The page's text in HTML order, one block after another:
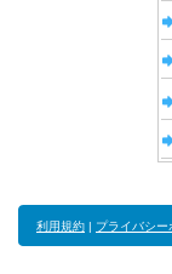
利用規約 | プライバシー